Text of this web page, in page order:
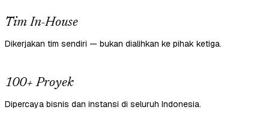
Tim In-House
Dikerjakan tim sendiri — bukan dialihkan ke pihak ketiga.
100+ Proyek
Dipercaya bisnis dan instansi di seluruh Indonesia.